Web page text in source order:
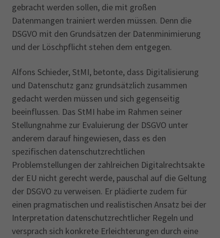
gebracht werden sollen, die mit großen
Datenmangen trainiert werden müssen. Denn die
DSGVO mit den Grundsätzen der Datenminimierung
und der Löschpflicht stehen dem entgegen.
Alfons Schieder, StMI, betonte, dass Digitalisierung
und Datenschutz ganz grundsätzlich zusammen
gedacht werden müssen und sich gegenseitig
beeinflussen. Das StMI habe im Rahmen seiner
Stellungnahme zur Evaluierung der DSGVO unter
anderem darauf hingewiesen, dass es den
spezifischen datenschutzrechtlichen
Problemstellungen der zahlreichen Digitalrechtsakte
der EU nicht gerecht werde, pauschal auf die Geltung
der DSGVO zu verweisen. Er plädierte zudem für
einen pragmatischen und realistischen Ansatz bei der
Interpretation datenschutzrechtlicher Regeln und
versprach sich konkrete Erleichterungen durch eine